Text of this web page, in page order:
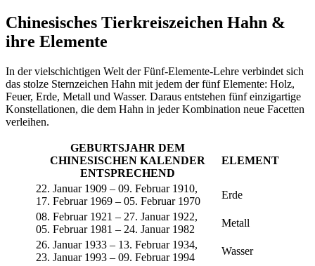
Chinesisches Tierkreiszeichen Hahn &
ihre Elemente
In der vielschichtigen Welt der Fünf-Elemente-Lehre verbindet sich
das stolze Sternzeichen Hahn mit jedem der fünf Elemente: Holz,
Feuer, Erde, Metall und Wasser. Daraus entstehen fünf einzigartige
Konstellationen, die dem Hahn in jeder Kombination neue Facetten
verleihen.
GEBURTSJAHR DEM
CHINESISCHEN KALENDER
ENTSPRECHEND
ELEMENT
22. Januar 1909 – 09. Februar 1910,
17. Februar 1969 – 05. Februar 1970
Erde
08. Februar 1921 – 27. Januar 1922,
05. Februar 1981 – 24. Januar 1982
Metall
26. Januar 1933 – 13. Februar 1934,
23. Januar 1993 – 09. Februar 1994
Wasser